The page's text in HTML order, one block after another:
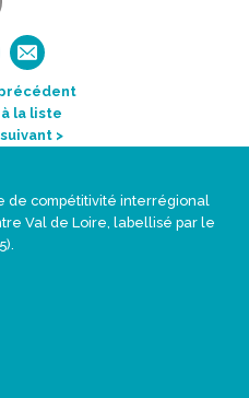
la liste
>
de compétitivité interrégional
Val de Loire, labellisé par le